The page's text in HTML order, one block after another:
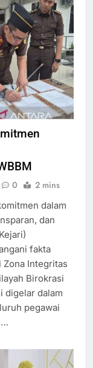
0 2 mins
dalam
dan
fakta
Zona Integritas
Birokrasi
digelar dalam
pegawai